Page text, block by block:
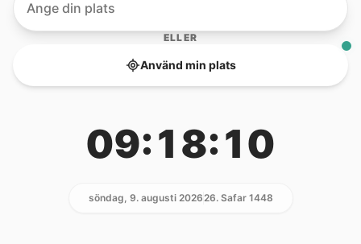
ELLER
Använd min plats
09:18:10
söndag, 9. augusti 202626. Safar 1448